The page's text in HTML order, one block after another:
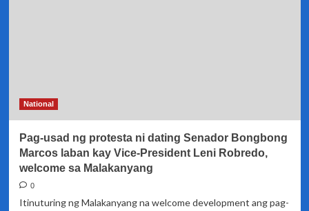
National
Pag-usad ng protesta ni dating Senador Bongbong
Marcos laban kay Vice-President Leni Robredo,
welcome sa Malakanyang
0
Itinuturing ng Malakanyang na welcome development ang pag-